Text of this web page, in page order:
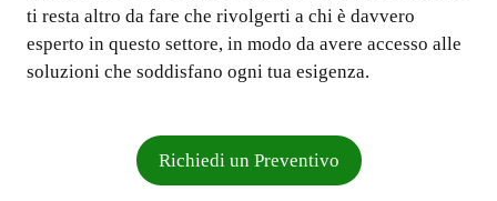
ti resta altro da fare che rivolgerti a chi è davvero
esperto in questo settore, in modo da avere accesso alle
soluzioni che soddisfano ogni tua esigenza.
Richiedi un Preventivo